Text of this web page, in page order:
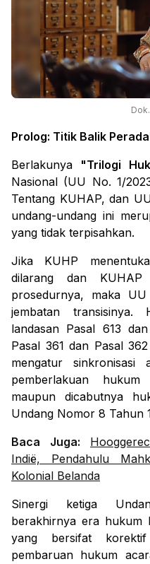
Prolog: Titik Balik
Berlakunya "Trilogi
Nasional (UU No. 1/
Tentang KUHAP, dan
undang-undang ini
yang tidak terpisahkan.
Jika KUHP
dilarang dan KUHAP
prosedurnya, maka
jembatan transisinya.
landasan Pasal 613
Pasal 361 dan Pasal
mengatur sinkronisasi
pemberlakuan
maupun dicabutnya
Undang Nomor 8 Tahun
Baca Juga:
Indië, Pendahulu
Kolonial Belanda
Sinergi ketiga
berakhirnya era hukum
yang bersifat
pembaruan hukum